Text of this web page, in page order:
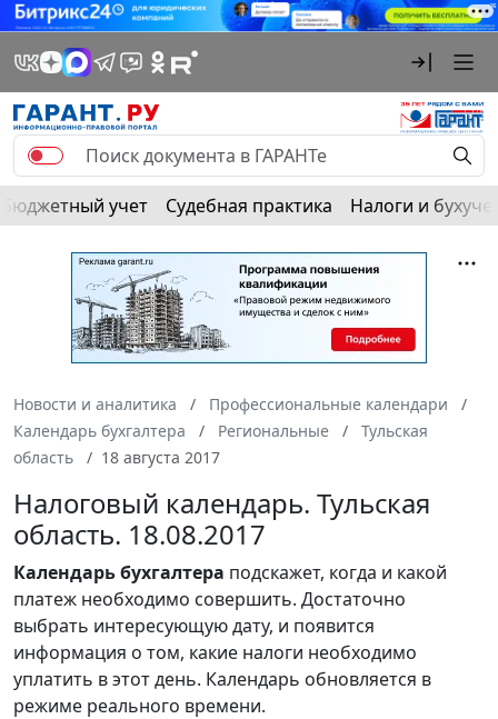
Бюджетный учет Судебная практика Налоги и
Новости и аналитика
Профессиональные календари
Календарь бухгалтера
Региональные
Тульская
область
18 августа 2017
Налоговый календарь. Тульская
область. 18.08.2017
Календарьбухгалтера подскажет, когда и какой
платеж необходимо совершить. Достаточно
выбрать интересующую дату, и появится
информация о том, какие налоги необходимо
уплатить в этот день. Календарь обновляется в
режиме реального времени.